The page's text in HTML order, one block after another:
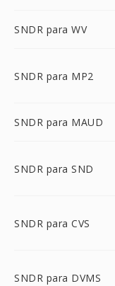
SNDR para WV
SNDR para MP2
SNDR para MAUD
SNDR para SND
SNDR para CVS
SNDR para DVMS